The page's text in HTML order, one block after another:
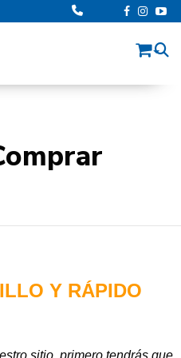
Y RÁPIDO